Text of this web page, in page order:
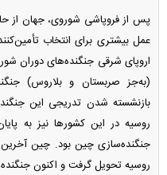
پس از فروپاشی شوروی، جهان از
عمل بیشتری برای انتخاب
اروپای شرقی جنگنده‌های دوران
(به‌جز صربستان و بلاروس)
بازنشسته شدن تدریجی این
روسیه در این کشور‌ها نیز به
روسیه تحویل گرفت و اکنون